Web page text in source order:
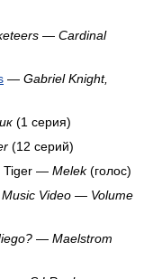
— Cardinal
— Gabriel Knight,
(1 серия)
(12 серий)
Tiger — Melek(голос)
Video — Volume
— Maelstrom